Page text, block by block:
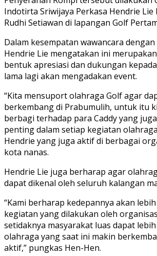
Indotirta Sriwijaya Perkasa Hendrie Lie
Rudhi Setiawan di lapangan Golf
Dalam kesempatan wawancara dengan
Hendrie Lie mengatakan ini
bentuk apresiasi dan dukungan
lama lagi akan mengadakan event.
“Kita mensuport olahraga Golf agar
berkembang di Prabumulih, untuk itu
berbagi terhadap para Caddy yang
penting dalam setiap kegiatan
Hendrie yang juga aktif di berbagai
kota nanas.
Hendrie Lie juga berharap agar
dapat dikenal oleh seluruh kalangan
“Kami berharap kedepannya akan
kegiatan yang dilakukan oleh
setidaknya masyarakat luas dapat
olahraga yang saat ini makin
aktif,” pungkas Hen-Hen.